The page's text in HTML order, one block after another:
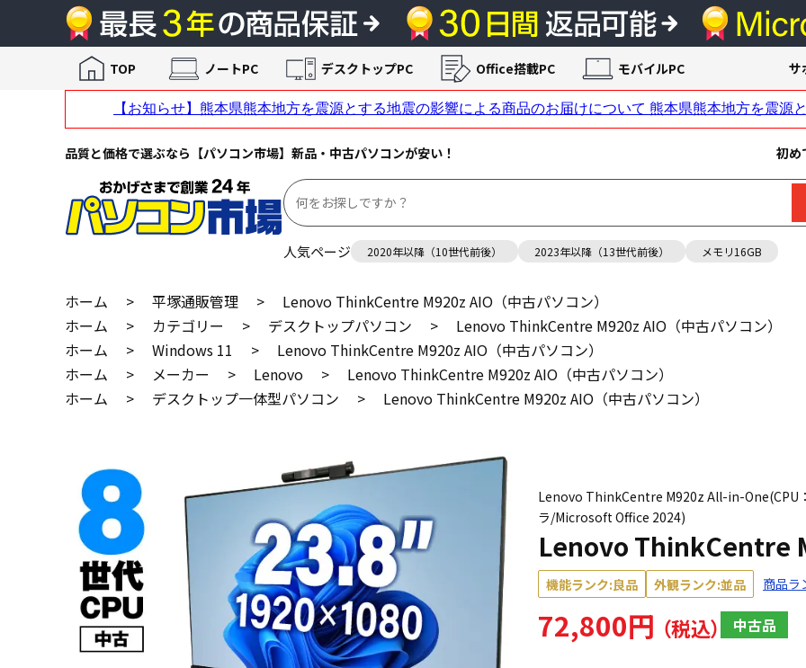
品質と価格で選ぶなら【パソコン市場】新品・中古パソコンが安い！ 初め
人気ページ 2020年以降（10世代前後） 2023年以降（13世代前後） メモリ16GB
TOP ノートPC デスクトップPC Office搭載PC モバイルPC サ
ホーム > 平塚通販管理 >
Lenovo ThinkCentre M920z AIO（中古パソコン）
ホーム
> カテゴリー > デスクトップパソコン >
Lenovo ThinkCentre M920z AIO（中古パソコン）
ホーム
> Windows 11 >
Lenovo ThinkCentre M920z AIO（中古パソコン）
ホーム
> メーカー > Lenovo >
Lenovo ThinkCentre M920z AIO（中古パソコン）
ホーム
> デスクトップ一体型パソコン > Lenovo ThinkCentre M920z AIO（中古パソコン）
Lenovo ThinkCentre M920z All-in-One(CPU
ラ/Microsoft Office 2024)
Lenovo ThinkCentre
機能ランク:良品 外観ランク:並品 商品
72,800円 中古品